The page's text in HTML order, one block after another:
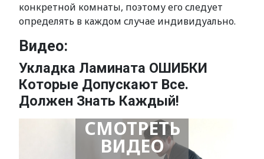
конкретной комнаты, поэтому его следует
определять в каждом случае индивидуально.
Видео:
Укладка Ламината ОШИБКИ
Которые Допускают Все.
Должен Знать Каждый!
СМОТРЕТЬ
ВИДЕО